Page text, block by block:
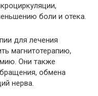
боли и отека.
для лечения
магнитотерапию,
Они также
обмена
нерва.